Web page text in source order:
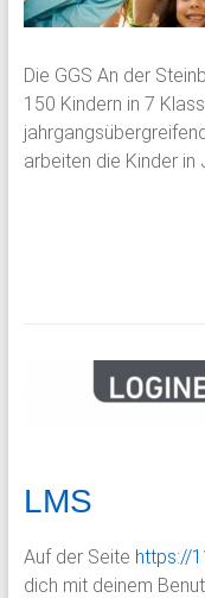
Die GGS An der
150 Kindern in 7
arbeiten die Kinder in
LMS
Auf der Seite https://
dich mit deinem